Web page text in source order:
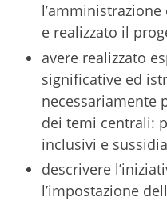
e realizzato il
avere realizzato
significative ed
necessariamente
dei temi centrali:
inclusivi e
descrivere
l’impostazione